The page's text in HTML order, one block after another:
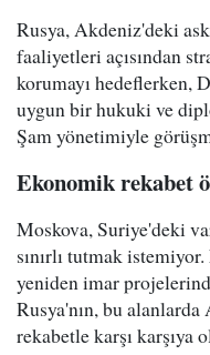
Rusya, Akdeniz'deki
faaliyetleri açısından
korumayı hedeflerken,
uygun bir hukuki ve
Şam yönetimiyle
Ekonomik rekabet
Moskova, Suriye'deki
sınırlı tutmak
yeniden imar
Rusya'nın, bu
rekabetle karşı